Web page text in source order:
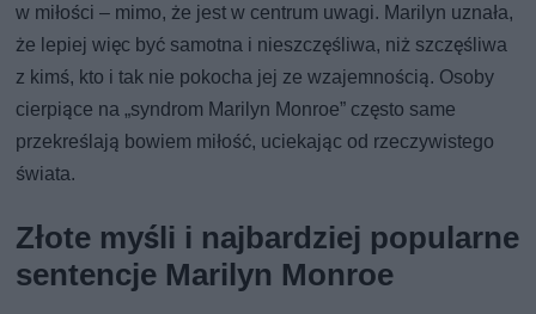
w miłości – mimo, że jest w centrum uwagi. Marilyn uznała,
że lepiej więc być samotna i nieszczęśliwa, niż szczęśliwa
z kimś, kto i tak nie pokocha jej ze wzajemnością. Osoby
cierpiące na „syndrom Marilyn Monroe” często same
przekreślają bowiem miłość, uciekając od rzeczywistego
świata.
Złote myśli i najbardziej popularne
sentencje Marilyn Monroe